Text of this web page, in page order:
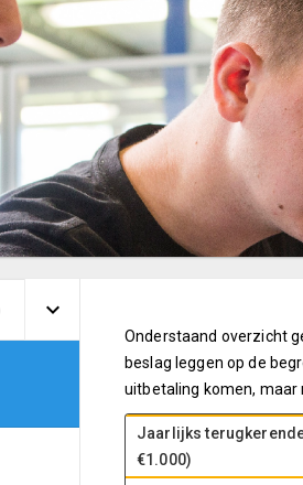
Onderstaand overzicht
beslag leggen op de
uitbetaling komen, maar
Jaarlijks
€1.000)